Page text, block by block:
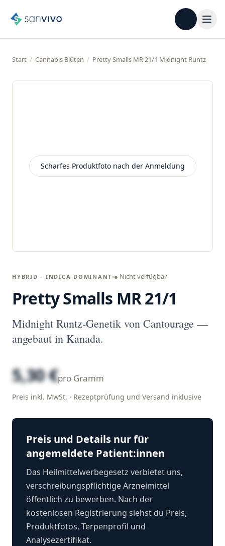
Start / Cannabis Blüten / Pretty Smalls MR 21/1 Midnight Runtz
Scharfes Produktfoto nach der Anmeldung
HYBRID - INDICA DOMINANT ● Nicht verfügbar
Pretty Smalls MR 21/1
Midnight Runtz-Genetik von Cantourage —
angebaut in Kanada.
5,30 €pro Gramm
Preis inkl. MwSt. · Rezeptprüfung und Versand inklusive
Preis und Details nur für
angemeldete Patient:innen
Das Heilmittelwerbegesetz verbietet uns,
verschreibungspflichtige Arzneimittel
öffentlich zu bewerben. Nach der
kostenlosen Registrierung siehst du Preis,
Produktfotos, Terpenprofil und
Analysezertifikat.